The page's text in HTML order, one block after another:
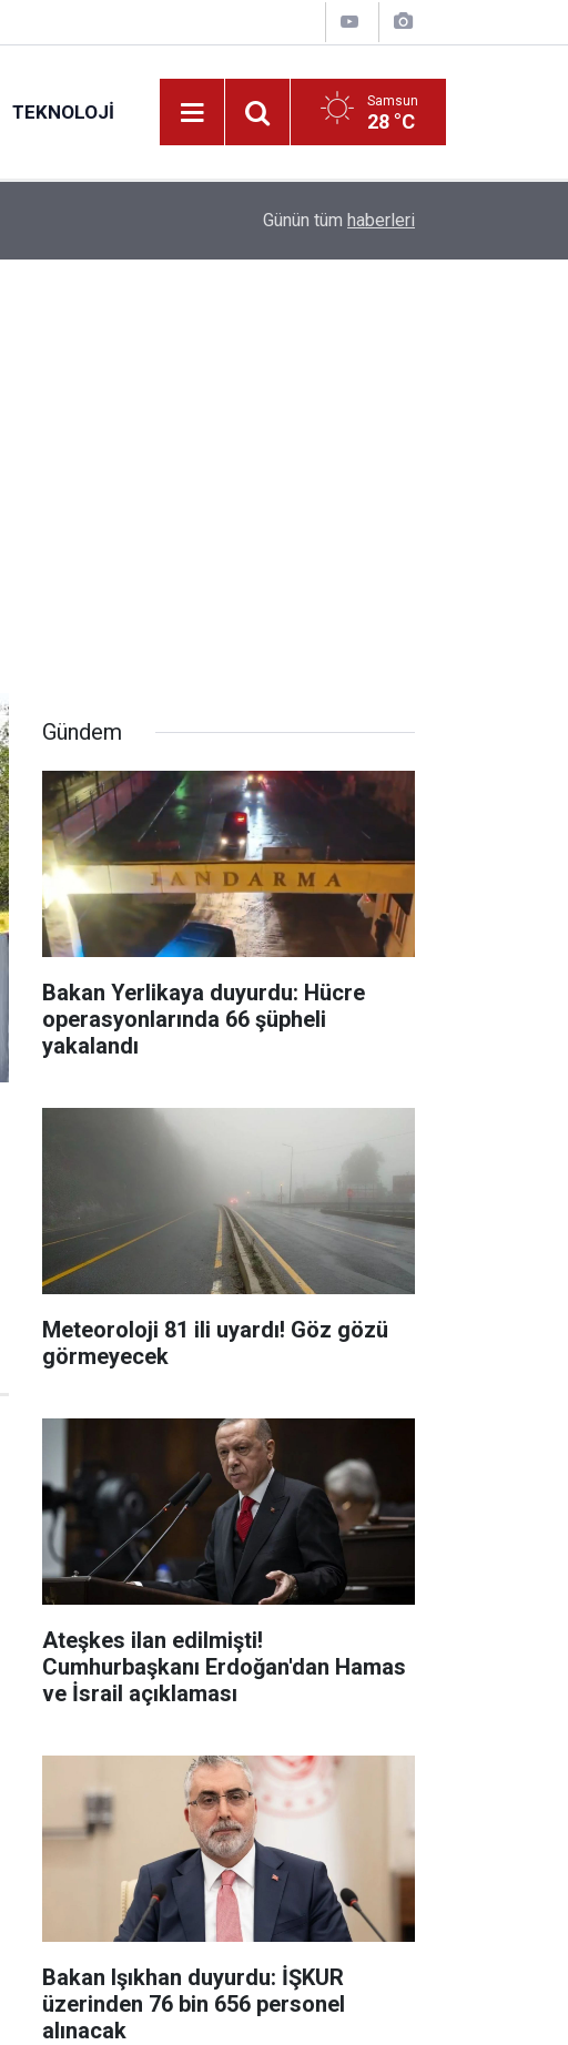
TEKNOLOJI Samsun
28 °C
Fahiş fiyatlar nedeniyle işletmelere 101 milyon
Günün tüm haberleri
Gündem
Bakan Yerlikaya duyurdu: Hücre
operasyonlarında 66 şüpheli
yakalandı
Meteoroloji 81 ili uyardı! Göz gözü
görmeyecek
Ateşkes ilan edilmişti!
Cumhurbaşkanı Erdoğan'dan Hamas
ve İsrail açıklaması
Bakan Işıkhan duyurdu: İŞKUR
üzerinden 76 bin 656 personel
alınacak